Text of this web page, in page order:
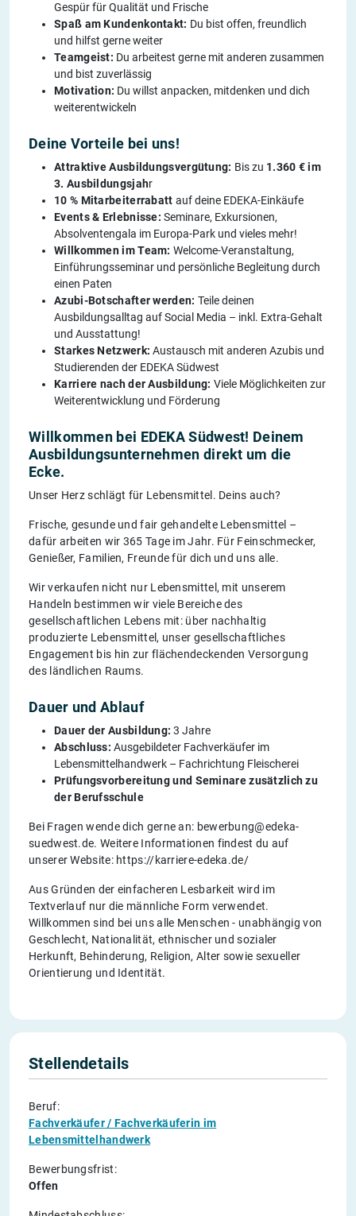
Gespür für Qualität und Frische
Spaß am Kundenkontakt: Du bist offen, freundlich
und hilfst gerne weiter
Teamgeist: Du arbeitest gerne mit anderen zusammen
und bist zuverlässig
Motivation: Du willst anpacken, mitdenken und dich
weiterentwickeln
Deine Vorteile bei uns!
Attraktive Ausbildungsvergütung: Bis zu 1.360 € im
3. Ausbildungsjahr
10 % Mitarbeiterrabatt auf deine EDEKA-Einkäufe
Events & Erlebnisse:Seminare, Exkursionen,
Absolventengala im Europa-Park und vieles mehr!
Willkommen im Team: Welcome-Veranstaltung,
Einführungsseminar und persönliche Begleitung durch
einen Paten
Azubi-Botschafter werden: Teile deinen
Ausbildungsalltag auf Social Media – inkl. Extra-Gehalt
und Ausstattung!
Starkes Netzwerk: Austausch mit anderen Azubis und
Studierenden der EDEKA Südwest
Karriere nach der Ausbildung: Viele Möglichkeiten zur
Weiterentwicklung und Förderung
Willkommen bei EDEKA Südwest! Deinem
Ausbildungsunternehmen direkt um die
Ecke.
Unser Herz schlägt für Lebensmittel. Deins auch?
Frische, gesunde und fair gehandelte Lebensmittel –
dafür arbeiten wir 365 Tage im Jahr. Für Feinschmecker,
Genießer, Familien, Freunde für dich und uns alle.
Wir verkaufen nicht nur Lebensmittel, mit unserem
Handeln bestimmen wir viele Bereiche des
gesellschaftlichen Lebens mit: über nachhaltig
produzierte Lebensmittel, unser gesellschaftliches
Engagement bis hin zur flächendeckenden Versorgung
des ländlichen Raums.
Dauer und Ablauf
Dauer der Ausbildung: 3 Jahre
Abschluss: Ausgebildeter Fachverkäufer im
Lebensmittelhandwerk – Fachrichtung Fleischerei
Prüfungsvorbereitung und Seminare zusätzlich zu
der Berufsschule
Bei Fragen wende dich gerne an: bewerbung@edeka-
suedwest.de. Weitere Informationen findest du auf
unserer Website: https://karriere-edeka.de/
Aus Gründen der einfacheren Lesbarkeit wird im
Textverlauf nur die männliche Form verwendet.
Willkommen sind bei uns alle Menschen - unabhängig von
Geschlecht, Nationalität, ethnischer und sozialer
Herkunft, Behinderung, Religion, Alter sowie sexueller
Orientierung und Identität.
Stellendetails
Beruf:
Fachverkäufer / Fachverkäuferin im
Lebensmittelhandwerk
Bewerbungsfrist:
Offen